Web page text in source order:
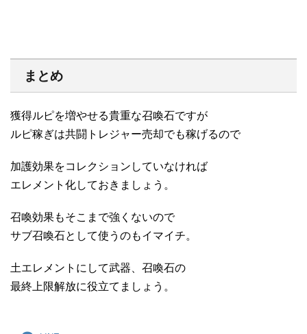
まとめ
獲得ルピを増やせる貴重な召喚石ですが
ルピ稼ぎは共闘トレジャー売却でも稼げるので
加護効果をコレクションしていなければ
エレメント化しておきましょう。
召喚効果もそこまで強くないので
サブ召喚石として使うのもイマイチ。
土エレメントにして武器、召喚石の
最終上限解放に役立てましょう。